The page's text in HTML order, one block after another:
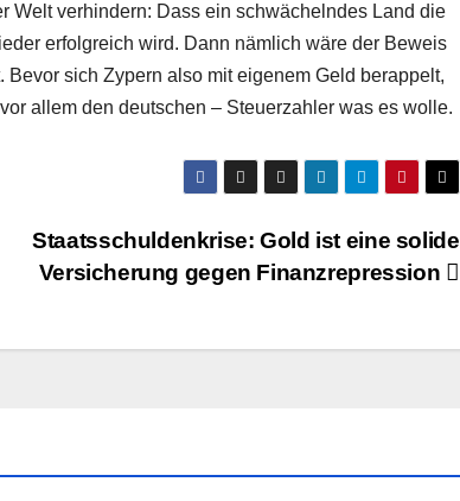
Welt verhindern: Dass ein schwächelndes Land die
erfolgreich wird. Dann nämlich wäre der Beweis
Bevor sich Zypern also mit eigenem Geld berappelt,
allem den deutschen – Steuerzahler was es wolle.
Staatsschuldenkrise: Gold ist eine solide
Versicherung gegen Finanzrepression